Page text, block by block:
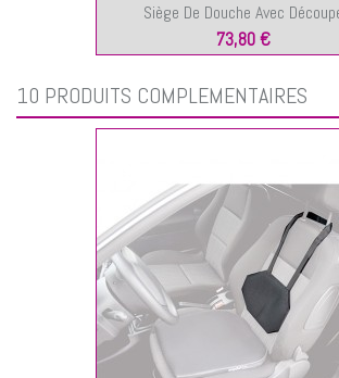
Siège De Douche Avec
73,80 €
10 PRODUITS COMPLÉMENTAIRES